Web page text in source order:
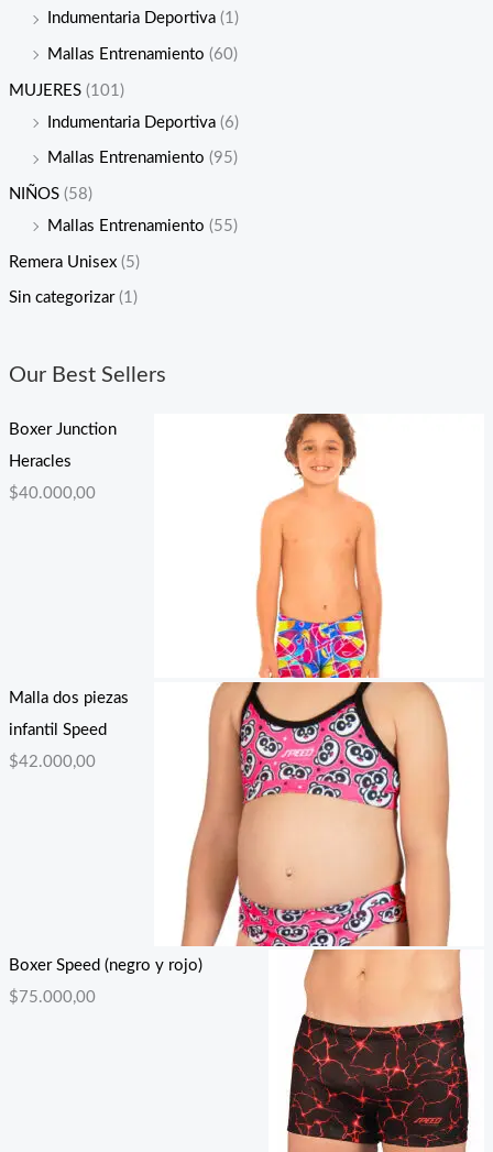
Indumentaria Deportiva (1)
Mallas Entrenamiento (60)
MUJERES (101)
Indumentaria Deportiva (6)
Mallas Entrenamiento (95)
NIÑOS (58)
Mallas Entrenamiento (55)
Remera Unisex (5)
Sin categorizar (1)
Our Best Sellers
Boxer Junction
Heracles
$40.000,00
Malla dos piezas
infantil Speed
$42.000,00
Boxer Speed (negro y rojo)
$ 75.000,00